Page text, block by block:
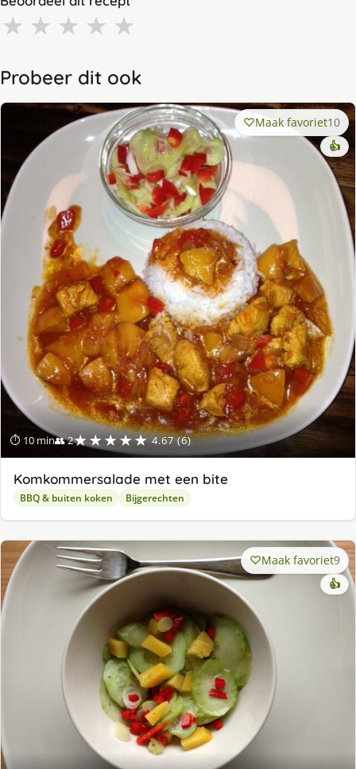
★ ★ ★ ★ ★
Probeer dit ook
⏱ 10 min👥 2★★★★★ 4.67 (6)
Maak favoriet10
👍
Komkommersalade met een bite
BBQ & buiten koken Bijgerechten
Maak favoriet9
👍